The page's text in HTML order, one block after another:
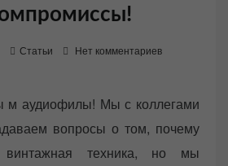
Статьи Нет комментариев
м аудиофилы! Мы с коллегами
вопросы о том, почему
винтажная техника, но мы